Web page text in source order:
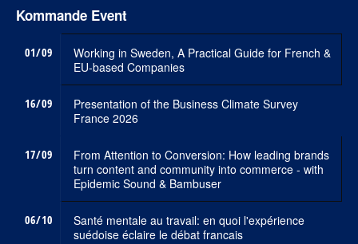
Kommande Event
01/09
Working in Sweden, A Practical Guide for French &
EU-based Companies
16/09
Presentation of the Business Climate Survey
France 2026
17/09
From Attention to Conversion: How leading brands
turn content and community into commerce - with
Epidemic Sound & Bambuser
06/10
Santé mentale au travail: en quoi l'expérience
suédoise éclaire le débat francais